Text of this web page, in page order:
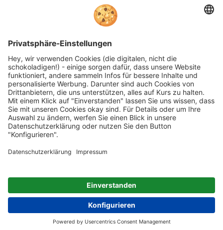
Dienstleister für die Einholung von
Bewertungen. Erfahren Sie mehr unter
unserenInformationen zu
Kundenbewertungen
Folgen Sie rehashop auch auf folgenden Kanälen
* Alle Preise inkl. gesetzl. Mehrwertsteuer zzgl.
Versandkosten wenn nicht anders beschrieben
ImpressumAGBDatenschutzBarrierefreiheitserklärung